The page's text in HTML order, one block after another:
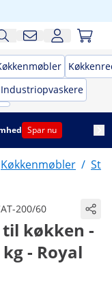
Industriopvaskere
Spar nu
Køkkenmøbler /
200/60
køkken -
kg - Royal